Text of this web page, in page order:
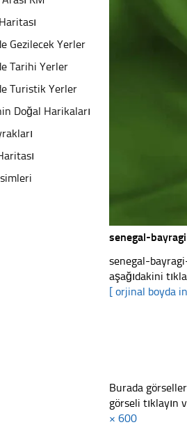
senegal-
senegal-
aşağıdakini
[ orjinal boyda
Burada
görseli tıklayın
× 600
Gezilecek Yerler
Tarihi Yerler
Turistik Yerler
Doğal Harikaları